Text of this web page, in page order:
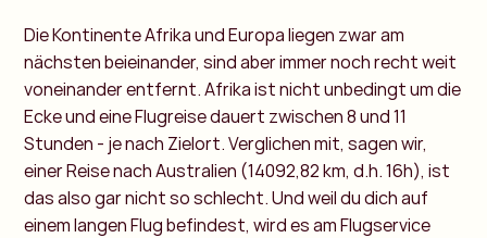
Die Kontinente Afrika und Europa liegen zwar am
nächsten beieinander, sind aber immer noch recht weit
voneinander entfernt. Afrika ist nicht unbedingt um die
Ecke und eine Flugreise dauert zwischen 8 und 11
Stunden - je nach Zielort. Verglichen mit, sagen wir,
einer Reise nach Australien (14092,82 km, d.h. 16h), ist
das also gar nicht so schlecht. Und weil du dich auf
einem langen Flug befindest, wird es am Flugservice